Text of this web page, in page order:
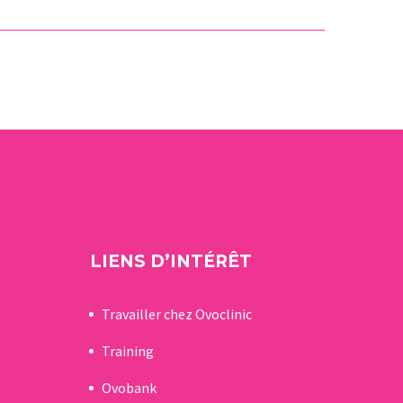
des
LIENS D’INTÉRÊT
Travailler chez Ovoclinic
Training
Ovobank